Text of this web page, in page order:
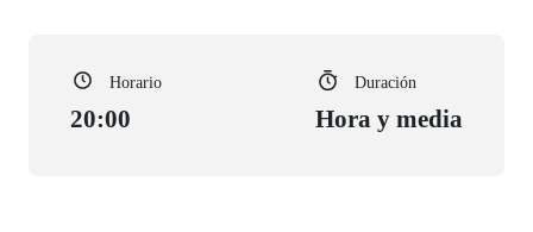
Horario
20:00
Duración
Hora y media